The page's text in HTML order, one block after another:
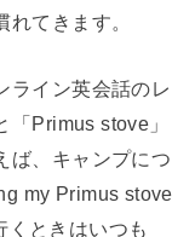
てきます。
ライン英会話のレ
「Primus stove」
ば、キャンプにつ
my Primus stove
ときはいつも